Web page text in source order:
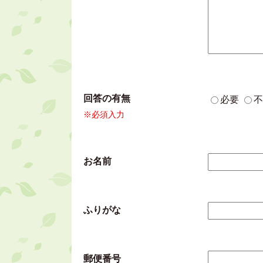
回答の有無
※必須入力
必要
お名前
ふりがな
郵便番号